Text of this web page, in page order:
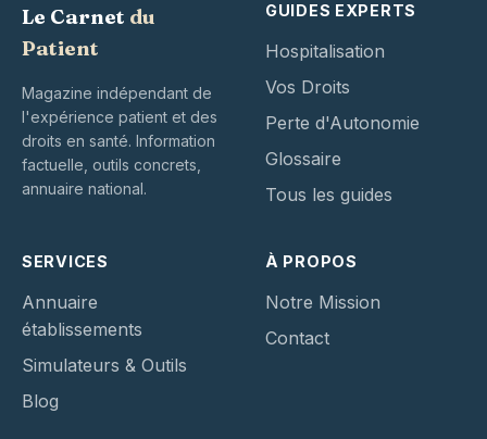
Le Carnet du
Patient
Magazine indépendant de
l'expérience patient et des
droits en santé. Information
factuelle, outils concrets,
annuaire national.
GUIDES EXPERTS
Hospitalisation
Vos Droits
Perte d'Autonomie
Glossaire
Tous les guides
SERVICES
Annuaire
établissements
Simulateurs & Outils
Blog
À PROPOS
Notre Mission
Contact